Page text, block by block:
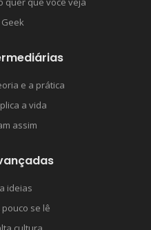
e a prática
a vida
assim
ideias
se lê